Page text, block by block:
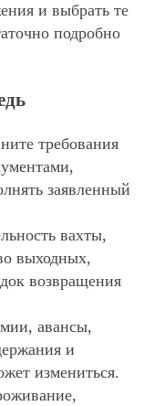
и выбрать те
подробно
требования
заявленный
вахты,
выходных,
возвращения
авансы,
и
измениться.